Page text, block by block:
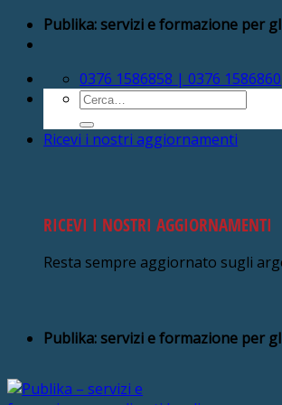
Salta Publika: servizi e formazione per
0376 1586858 | 0376 1586860
Cerca:
Ricevi i nostri aggiornamenti
RICEVI I NOSTRI AGGIORNAMENTI
Resta sempre aggiornato sugli
Publika: servizi e formazione per